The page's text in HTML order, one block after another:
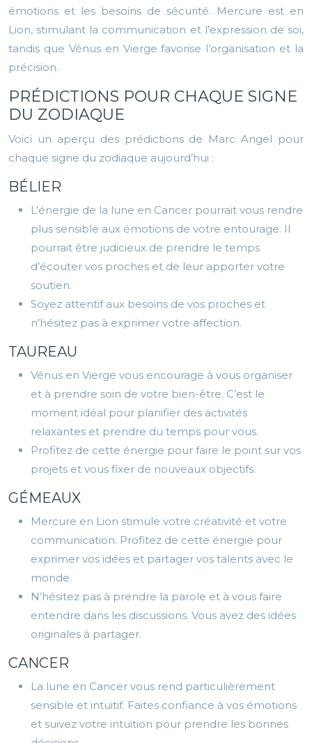
émotions et les besoins de sécurité. Mercure est en
Lion, stimulant la communication et l’expression de soi,
tandis que Vénus en Vierge favorise l’organisation et la
précision.
PRÉDICTIONS POUR CHAQUE SIGNE
DU ZODIAQUE
Voici un aperçu des prédictions de Marc Angel pour
chaque signe du zodiaque aujourd’hui :
BÉLIER
L’énergie de la lune en Cancer pourrait vous rendre
plus sensible aux émotions de votre entourage. Il
pourrait être judicieux de prendre le temps
d’écouter vos proches et de leur apporter votre
soutien.
Soyez attentif aux besoins de vos proches et
n’hésitez pas à exprimer votre affection.
TAUREAU
Vénus en Vierge vous encourage à vous organiser
et à prendre soin de votre bien-être. C’est le
moment idéal pour planifier des activités
relaxantes et prendre du temps pour vous.
Profitez de cette énergie pour faire le point sur vos
projets et vous fixer de nouveaux objectifs.
GÉMEAUX
Mercure en Lion stimule votre créativité et votre
communication. Profitez de cette énergie pour
exprimer vos idées et partager vos talents avec le
monde.
N’hésitez pas à prendre la parole et à vous faire
entendre dans les discussions. Vous avez des idées
originales à partager.
CANCER
La lune en Cancer vous rend particulièrement
sensible et intuitif. Faites confiance à vos émotions
et suivez votre intuition pour prendre les bonnes